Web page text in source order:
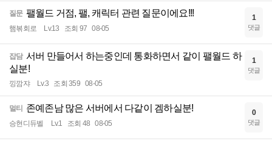
질문 팰월드 거점, 팰, 캐릭터 관련 질문이에요!!!
햄볶회로 Lv.13 조회 97 08-05
1
댓글
잡담 서버 만들어서 하는중인데 통화하면서 같이 팰월드 하
실분!
낑깜쟈 Lv.3 조회 359 08-05
1
댓글
멀티 존예존남 많은 서버에서 다같이 겜하실분!
승현디듀벨 Lv.1 조회 48 08-05
0
댓글